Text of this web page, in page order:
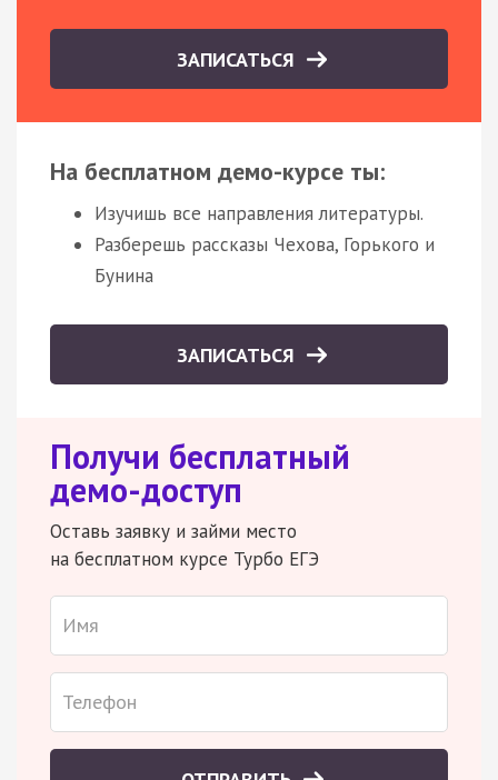
ЗАПИСАТЬСЯ
На бесплатном демо-курсе ты:
Изучишь все направления литературы.
Разберешь рассказы Чехова, Горького и
Бунина
ЗАПИСАТЬСЯ
Получи бесплатный
демо-доступ
Оставь заявку и займи место
на бесплатном курсе Турбо ЕГЭ